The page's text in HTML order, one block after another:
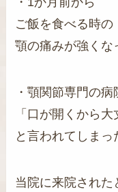
ご飯を食べる時の
顎の痛みが強くな
・顎関節専門の
「口が開くから大
と言われてしまっ
当院に来院された